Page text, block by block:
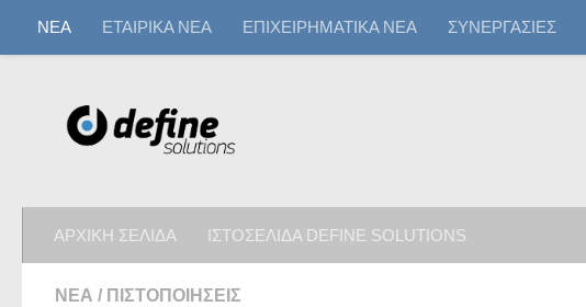
ΝΕΑ ΕΤΑΙΡΙΚΑ ΝΕΑ ΕΠΙΧΕΙΡΗΜΑΤΙΚΑ ΝΕΑ ΣΥΝΕΡΓΑΣΙΕΣ
ΑΡΧΙΚΗ ΣΕΛΙΔΑ ΙΣΤΟΣΕΛΙΔΑ DEFINE SOLUTIONS
ΝΕΑ / ΠΙΣΤΟΠΟΙΗΣΕΙΣ